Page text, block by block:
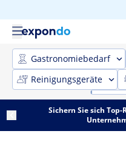
Gastronomiebedarf
Reinigungsgeräte
Sichern Sie sich